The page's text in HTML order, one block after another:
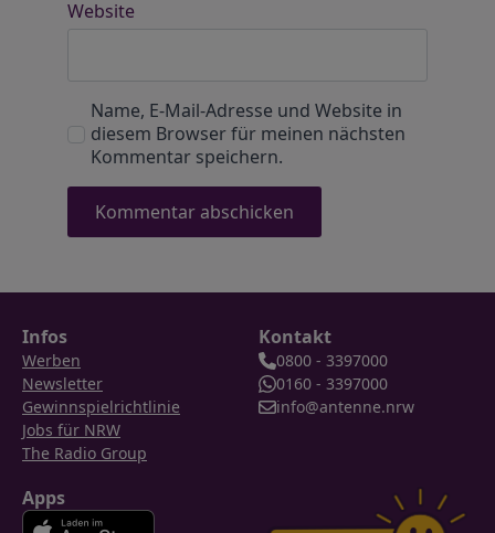
Website
Name, E-Mail-Adresse und Website in
diesem Browser für meinen nächsten
Kommentar speichern.
Infos
Werben
Newsletter
Gewinnspielrichtlinie
Jobs für NRW
The Radio Group
Kontakt
0800 - 3397000
0160 - 3397000
info@antenne.nrw
Apps